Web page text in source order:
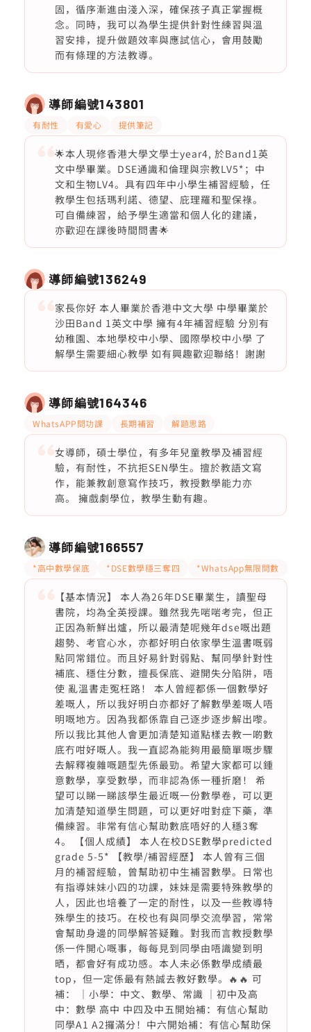
固，循序漸進由淺入深，確保孩子真正掌握概
念。同時，我可以為學生提供針對性練習與溫
習安排，提升做題效率與應試信心，會用鼓勵
而有條理的方法教導。
導師編號143801
有耐性 有愛心 提供筆記
🌟本人現修香港大學文學士year4, 於Band1英
文中學畢業。DSE通識和倫理與宗教LV5*；中
文和生物LV4。具有四年中小學生補習經驗，任
教學生包括瑪利諾、德望、庇理羅和聖保祿。
可自備練習，給予學生適當和個人化的建議，
亦歡迎在課後時間問書🌟
導師編號136249
家長你好 本人畢業於香港中文大學 中學畢業於
沙田Band 1英文中學 擁有4年補習經驗 分別有
幼稚園、本地學校中小學、國際學校中小學 了
解學生需要細心教學 如有興趣歡迎聯絡！謝謝
導師編號164346
WhatsAPP問功課 長期補習 解題思路
女導師，碩士學位，有多年兒童教學及補習經
驗，有耐性，不抗拒SEN學生。擅於教語文寫
作，能兼教創意寫作技巧，教授數學能力亦
高。 擁戲劇學位，教學生動有趣。
導師編號166557
*高中數學保底 *DSE數學穩三奪四 *WhatsApp無限問數
【基本情況】 本人為26年DSE畢業生，讀聖母
書院，均為全英授課。雖然我先啱啱考完，但正
正因為新鮮出爐，所以最清楚呢幾年dse嘅出題
趨勢、考官心水，亦都好明白依家學生溫書嘅弱
點同常錯位。而且好易針對弱點、幫同學針對性
補底、穩住分數，擅長保底、避開失分陷阱，唔
使 亂溫書走冤枉路！ 本人曾經都係一個數學好
差嘅人，所以我好明白亦都好了解數學差嘅人唔
明嘅地方。因為我都係靠自己逐步逐步解出嚟。
所以我比其他人會更加清楚知道點樣去教一啲數
底冇咁好嘅人。我一直認為能夠用最簡單嘅步驟
去解釋複雜嘅題型先係最勁。希望大家都可以鍾
意數學，享受數學，而非認為係一種折磨！ 希
望可以睇一睇該學生最近嘅一份數學卷，可以更
加清楚知道學生問題，可以更好咁對症下藥，準
備練習。非常有信心幫助數底唔好的人穩3奪
4。 【個人成績】 本人在校DSE數學predicted
grade 5-5* 【教學/補習經歷】 本人曾有三個
月的補習經驗，曾幫助初中生補習數學。日常也
有指導妹妹小四的功課，妹妹是需要特殊教學的
人，因此也培養了一定的耐性，以及一些教導特
殊學生的技巧。在校也有與同學交流學習，常常
會幫助身邊的同學解答疑難。對我而言教授數學
係一件開心嘅事，每每見到同學由唔識變到明
晒，都會好有成功感。本人未必係數學成績最
top，但一定係最有熱誠去教好數學。🔥🔥 可
補： ｜小學：中文、數學、常識 ｜初中及高
中：數學 高中 中四及中五開始補：有信心幫助
同學A1 A2攞滿分！中六開始補：有信心幫助保